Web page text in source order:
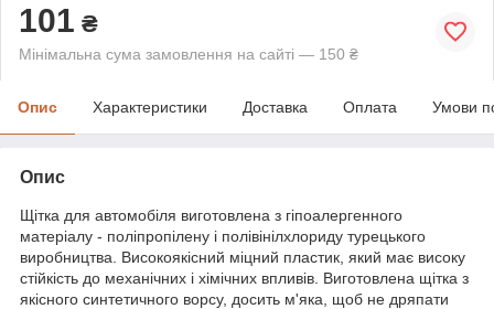
101 ₴
Мінімальна сума замовлення на сайті — 150 ₴
Опис Характеристики Доставка Оплата Умови
Опис
Щітка для автомобіля виготовлена з гіпоалергенного
матеріалу - поліпропілену і полівінілхлориду турецького
виробництва. Високоякісний міцний пластик, який має високу
стійкість до механічних і хімічних впливів. Виготовлена щітка з
якісного синтетичного ворсу, досить м'яка, щоб не дряпати